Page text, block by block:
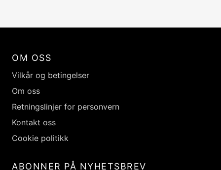
OM OSS
Vilkår og betingelser
Om oss
Retningslinjer for personvern
Kontakt oss
Cookie politikk
ABONNER PÅ NYHETSBREV